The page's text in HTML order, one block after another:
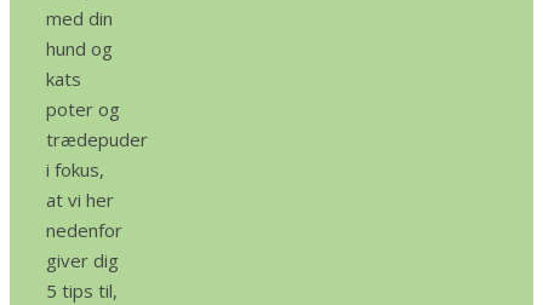
med din
hund og
kats
poter og
trædepuder
i fokus,
at vi her
nedenfor
giver dig
5 tips til,